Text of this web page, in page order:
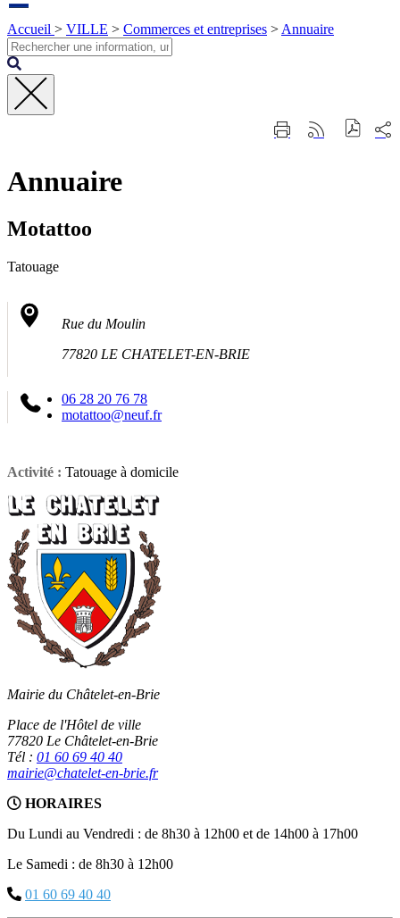
Accueil > VILLE > Commerces et entreprises > Annuaire
Fermer
ImprimerGénérer
sur
Annuaire
Motattoo
Tatouage
Rue du Moulin
77820 LE CHATELET-EN-BRIE
06 28 20 76 78
motattoo@neuf.fr
Activité : Tatouage à domicile
Mairie du Châtelet-en-Brie
Place de l'Hôtel de ville
77820 Le Châtelet-en-Brie
Tél : 01 60 69 40 40
mairie@chatelet-en-brie.fr
HORAIRES
Du Lundi au Vendredi : de 8h30 à 12h00 et de 14h00 à 17h00
Le Samedi : de 8h30 à 12h00
01 60 69 40 40